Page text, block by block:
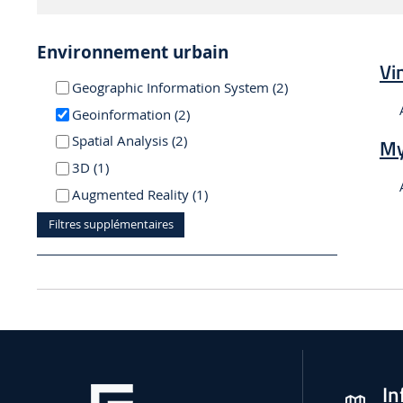
Environnement urbain
Geographic Information System (2résultats
)
Geoinformation (2résultats
)
Spatial Analysis (2résultats
)
3D (1résultat
)
Augmented Reality (1résultat
)
Filtres supplémentaires